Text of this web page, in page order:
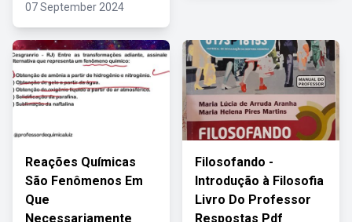
07 September 2024
Reações Químicas
São Fenômenos Em
Que
Necessariamente
Filosofando -
Introdução à Filosofia
Livro Do Professor
Respostas Pdf